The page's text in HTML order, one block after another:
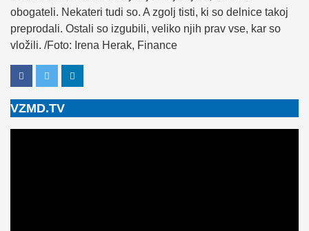
obogateli. Nekateri tudi so. A zgolj tisti, ki so delnice takoj
preprodali. Ostali so izgubili, veliko njih prav vse, kar so
vložili. /Foto: Irena Herak, Finance
VZMD.TV